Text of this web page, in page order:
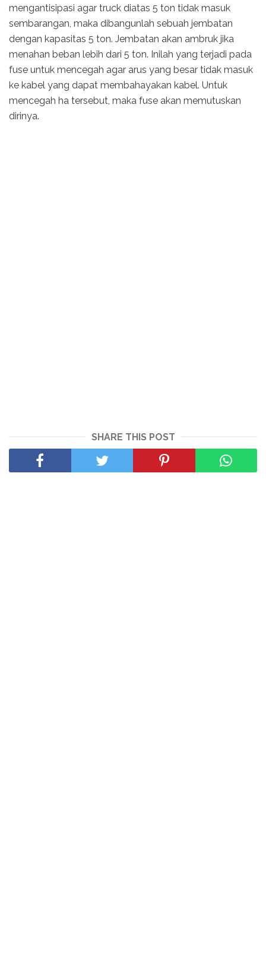
mengantisipasi agar truck diatas 5 ton tidak masuk
sembarangan, maka dibangunlah sebuah jembatan
dengan kapasitas 5 ton. Jembatan akan ambruk jika
menahan beban lebih dari 5 ton. Inilah yang terjadi pada
fuse untuk mencegah agar arus yang besar tidak masuk
ke kabel yang dapat membahayakan kabel. Untuk
mencegah ha tersebut, maka fuse akan memutuskan
dirinya.
SHARE THIS POST